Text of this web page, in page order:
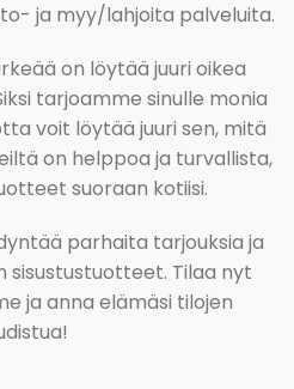
ja myy/lahjoita palveluita.
on löytää juuri oikea
tarjoamme sinulle monia
voit löytää juuri sen, mitä
on helppoa ja turvallista,
suoraan kotiisi.
parhaita tarjouksia ja
sisustustuotteet. Tilaa nyt
ja anna elämäsi tilojen